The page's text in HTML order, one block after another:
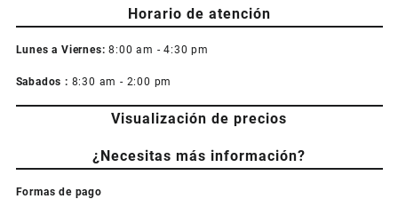
Horario de atención
Lunes a Viernes: 8:00 am - 4:30 pm
Sabados : 8:30 am - 2:00 pm
Visualización de precios
¿Necesitas más información?
Formas de pago